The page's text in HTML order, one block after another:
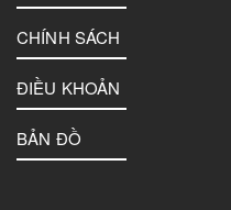
CHÍNH SÁCH
ĐIỀU KHOẢN
BẢN ĐỒ